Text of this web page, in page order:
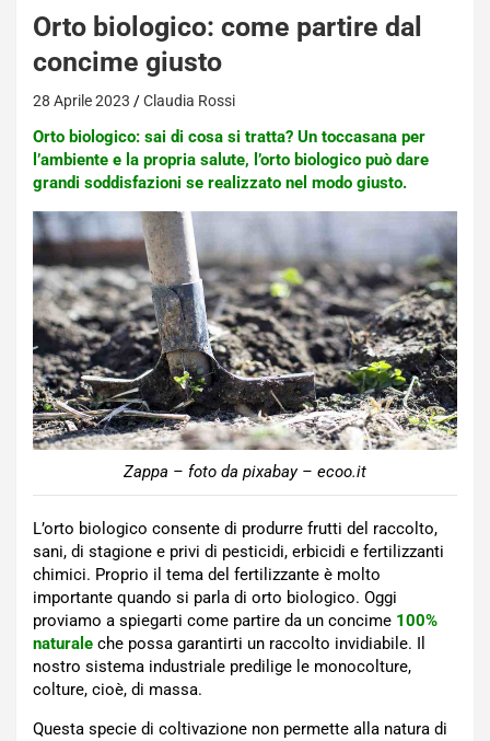
Orto biologico: come partire dal
concime giusto
28 Aprile 2023 Claudia Rossi
Orto biologico: sai di cosa si tratta? Un toccasana per
l’ambiente e la propria salute, l’orto biologico può dare
grandi soddisfazioni se realizzato nel modo giusto.
Zappa – foto da pixabay – ecoo.it
L’orto biologico consente di produrre frutti del raccolto,
sani, di stagione e privi di pesticidi, erbicidi e fertilizzanti
chimici. Proprio il tema del fertilizzante è molto
importante quando si parla di orto biologico. Oggi
proviamo a spiegarti come partire da un concime 100%
naturale che possa garantirti un raccolto invidiabile. Il
nostro sistema industriale predilige le monocolture,
colture, cioè, di massa.
Questa specie di coltivazione non permette alla natura di